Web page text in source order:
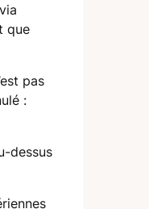
que
pas
:
dessus